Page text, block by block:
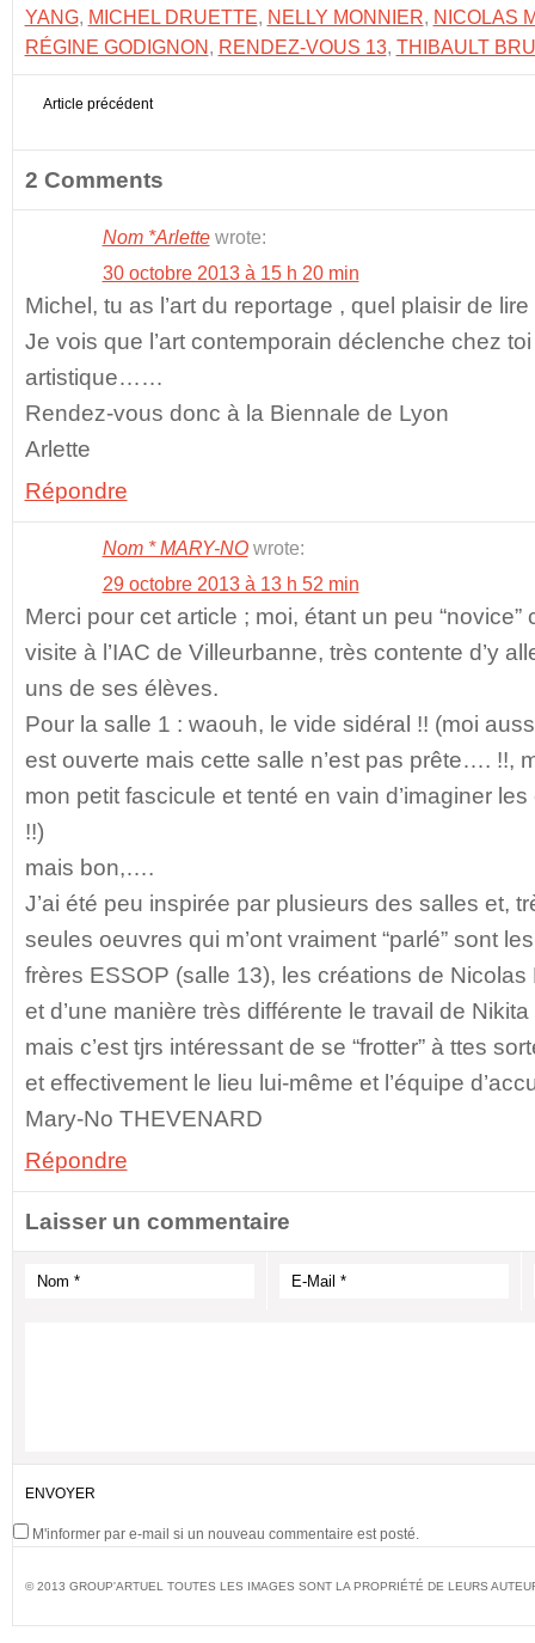
YANG, MICHEL DRUETTE, NELLY MONNIER, NICOLAS
RÉGINE GODIGNON , RENDEZ-VOUS 13, THIBAULT
Article précédent
2 Comments
Nom *Arlette wrote:
30 octobre 2013 à 15 h 20 min
Michel, tu as l’art du reportage , quel plaisir de
Je vois que l’art contemporain déclenche chez
artistique……
Rendez-vous donc à la Biennale de Lyon
Arlette
Répondre
Nom * MARY-NO wrote:
29 octobre 2013 à 13 h 52 min
Merci pour cet article ; moi, étant un peu “novice”
visite à l’IAC de Villeurbanne, très contente d’y
uns de ses élèves.
Pour la salle 1 : waouh, le vide sidéral !! (moi
est ouverte mais cette salle n’est pas prête…. !!,
mon petit fascicule et tenté en vain d’imaginer
!!)
mais bon,….
J’ai été peu inspirée par plusieurs des salles et,
seules oeuvres qui m’ont vraiment “parlé” sont
frères ESSOP (salle 13), les créations de Nicolas
et d’une manière très différente le travail de
mais c’est tjrs intéressant de se “frotter” à ttes
et effectivement le lieu lui-même et l’équipe
Mary-No THEVENARD
Répondre
Laisser un commentaire
M'informer par e-mail si un nouveau commentaire est posté.
© 2013 GROUP'ARTUEL TOUTES LES IMAGES SONT LA PROPRIÉTÉ DE LEURS